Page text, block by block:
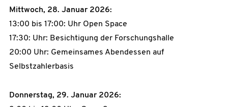
Mittwoch, 28. Januar 2026:
13:00 bis 17:00: Uhr Open Space
17:30: Uhr: Besichtigung der Forschungshalle
20:00 Uhr: Gemeinsames Abendessen auf
Selbstzahlerbasis
Donnerstag, 29. Januar 2026: